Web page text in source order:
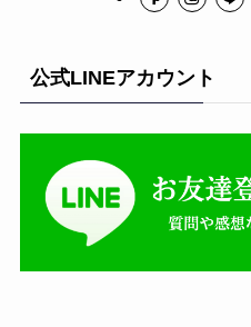
公式LINEアカウント